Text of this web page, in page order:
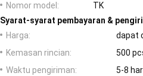
Nomor model:
TK
Syarat-syarat pembayaran &
Harga:
dapat
Kemasan rincian:
500
Waktu pengiriman:
5-8